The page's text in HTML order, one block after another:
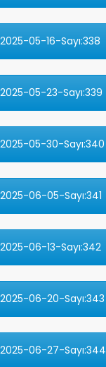
05-16-Sayı:338
05-23-Sayı:339
05-30-Sayı:340
06-05-Sayı:341
06-13-Sayı:342
06-20-Sayı:343
06-27-Sayı:344